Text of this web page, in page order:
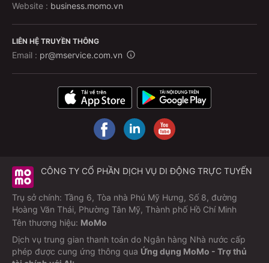
Website : business.momo.vn
LIÊN HỆ TRUYỀN THÔNG
Email : pr@mservice.com.vn
CÔNG TY CỔ PHẦN DỊCH VỤ DI ĐỘNG TRỰC TUYẾN
Trụ sở chính: Tầng 6, Tòa nhà Phú Mỹ Hưng, Số 8, đường
Hoàng Văn Thái, Phường Tân Mỹ, Thành phố Hồ Chí Minh
Tên thương hiệu: MoMo
Dịch vụ trung gian thanh toán do Ngân hàng Nhà nước cấp
phép được cung ứng thông qua Ứng dụng MoMo - Trợ thủ